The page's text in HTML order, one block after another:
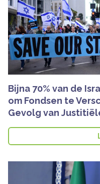
Bijna 70% van de
om Fondsen te
Gevolg van